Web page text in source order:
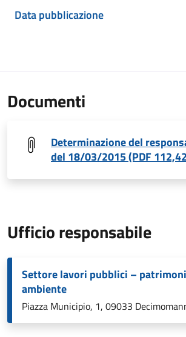
Data pubblicazione
Documenti
Determinazione del
del 18/03/2015 (PDF
Ufficio responsabile
Settore lavori pubblici –
ambiente
Piazza Municipio, 1, 09033